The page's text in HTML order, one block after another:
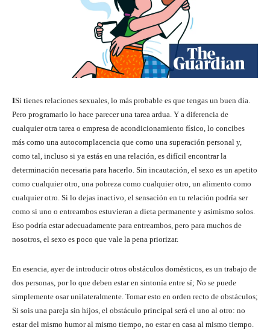
ISi tienes relaciones sexuales, lo más probable es que tengas un buen día.
Pero programarlo lo hace parecer una tarea ardua. Y a diferencia de
cualquier otra tarea o empresa de acondicionamiento físico, lo concibes
más como una autocomplacencia que como una superación personal y,
como tal, incluso si ya estás en una relación, es difícil encontrar la
determinación necesaria para hacerlo. Sin incautación, el sexo es un apetito
como cualquier otro, una pobreza como cualquier otro, un alimento como
cualquier otro. Si lo dejas inactivo, el sensación en tu relación podría ser
como si uno o entreambos estuvieran a dieta permanente y asimismo solos.
Eso podría estar adecuadamente para entreambos, pero para muchos de
nosotros, el sexo es poco que vale la pena priorizar.
En esencia, ayer de introducir otros obstáculos domésticos, es un trabajo de
dos personas, por lo que deben estar en sintonía entre sí; No se puede
simplemente osar unilateralmente. Tomar esto en orden recto de obstáculos;
Si sois una pareja sin hijos, el obstáculo principal será el uno al otro: no
estar del mismo humor al mismo tiempo, no estar en casa al mismo tiempo.